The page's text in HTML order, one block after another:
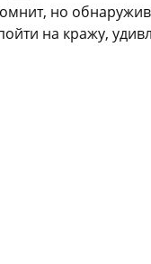
но
на кражу,